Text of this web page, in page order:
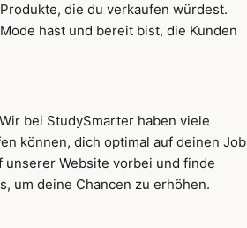
die du verkaufen würdest.
hast und bereit bist, die Kunden
bei StudySmarter haben viele
können, dich optimal auf deinen Job
unserer Website vorbei und finde
um deine Chancen zu erhöhen.